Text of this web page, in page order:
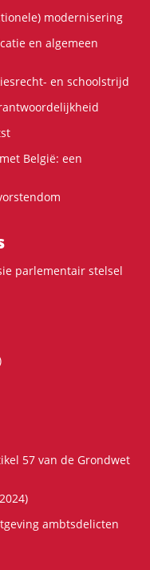
modernisering
en algemeen
en schoolstrijd
België: een
parlementair stelsel
57 van de Grondwet
ambtsdelicten